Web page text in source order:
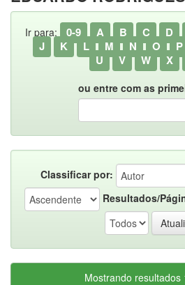
Ir para: 0-9 A B C D
J
K L M N O P
U
V W X
ou entre com as
Classificar por:
Resultados/
Mostrando resultados